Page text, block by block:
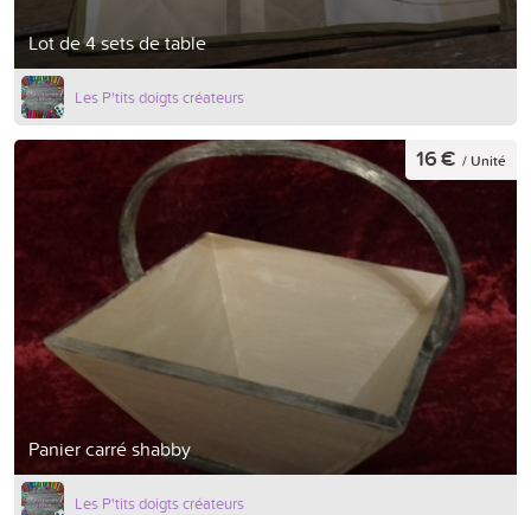
Lot de 4 sets de table
Les P'tits doigts créateurs
Panier carré shabby
16 € / Unité
Les P'tits doigts créateurs